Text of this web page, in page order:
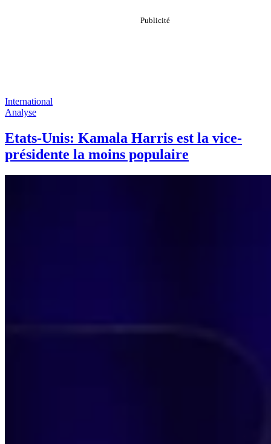
International
Analyse
Etats-Unis: Kamala Harris est la vice-
présidente la moins populaire